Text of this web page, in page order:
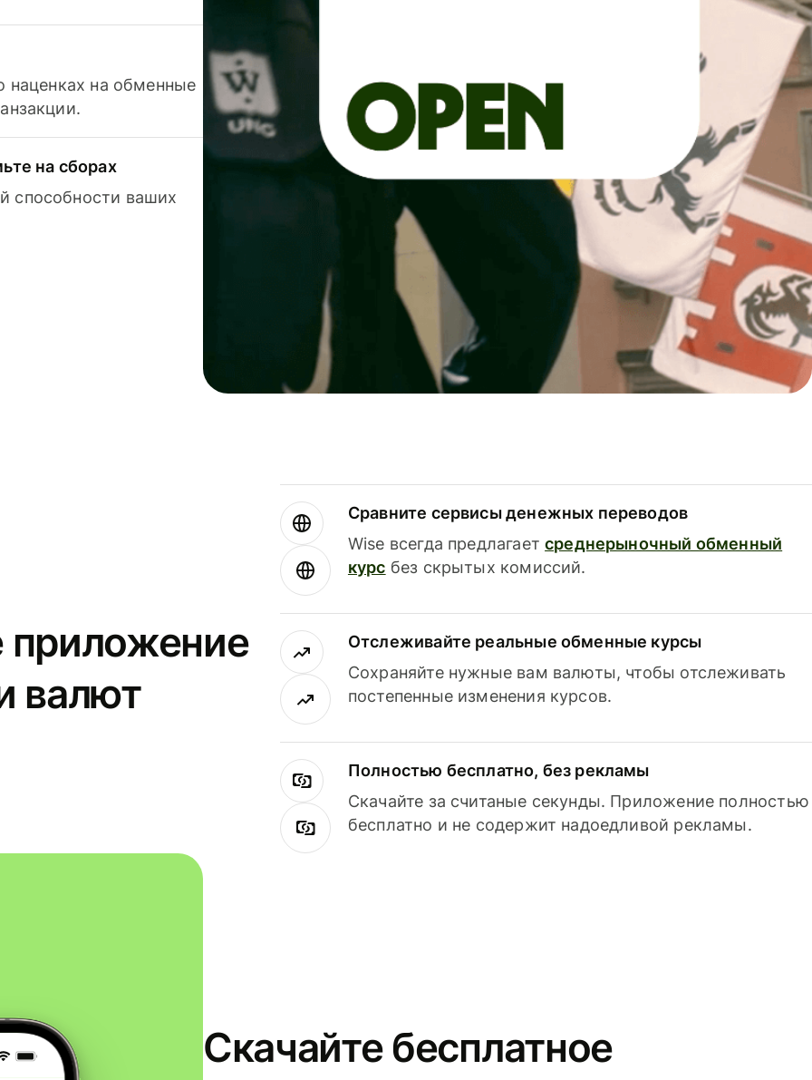
наценках на обменные
на сборах
способности ваших
приложение
валют
Сравните сервисы денежных переводов
Wise всегда предлагаетсреднерыночный обменный
курс без скрытых комиссий.
Отслеживайте реальные обменные курсы
Сохраняйте нужные вам валюты, чтобы отслеживать
постепенные изменения курсов.
Полностью бесплатно, без рекламы
Скачайте за считаные секунды. Приложение полностью
бесплатно и не содержит надоедливой рекламы.
Скачайте бесплатное